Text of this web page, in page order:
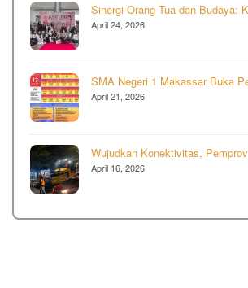
Sinergi Orang Tua dan Budaya:
April 24, 2026
SMA Negeri 1 Makassar Buka
April 21, 2026
Wujudkan Konektivitas,
April 16, 2026